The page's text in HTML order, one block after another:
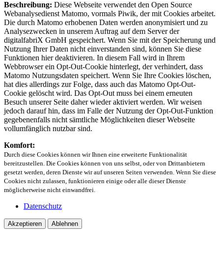
Beschreibung: Diese Webseite verwendet den Open Source
Webanalysedienst Matomo, vormals Piwik, der mit Cookies arbeitet.
Die durch Matomo erhobenen Daten werden anonymisiert und zu
Analysezwecken in unserem Auftrag auf dem Server der
digitalfabriX GmbH gespeichert. Wenn Sie mit der Speicherung und
Nutzung Ihrer Daten nicht einverstanden sind, können Sie diese
Funktionen hier deaktivieren. In diesem Fall wird in Ihrem
Webbrowser ein Opt-Out-Cookie hinterlegt, der verhindert, dass
Matomo Nutzungsdaten speichert. Wenn Sie Ihre Cookies löschen,
hat dies allerdings zur Folge, dass auch das Matomo Opt-Out-
Cookie gelöscht wird. Das Opt-Out muss bei einem erneuten
Besuch unserer Seite daher wieder aktiviert werden. Wir weisen
jedoch darauf hin, dass im Falle der Nutzung der Opt-Out-Funktion
gegebenenfalls nicht sämtliche Möglichkeiten dieser Webseite
vollumfänglich nutzbar sind.
Komfort:
Durch diese Cookies können wir Ihnen eine erweiterte Funktionalität
bereitzustellen. Die Cookies können von uns selbst, oder von Drittanbietern
gesetzt werden, deren Dienste wir auf unseren Seiten verwenden. Wenn Sie diese
Cookies nicht zulassen, funktionieren einige oder alle dieser Dienste
möglicherweise nicht einwandfrei.
Datenschutz
Akzeptieren Ablehnen